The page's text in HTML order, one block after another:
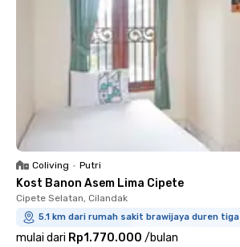
Coliving • Putri
Kost Banon Asem Lima Cipete
Cipete Selatan, Cilandak
5.1 km dari rumah sakit brawijaya duren tiga
mulai dari Rp1.770.000 /bulan